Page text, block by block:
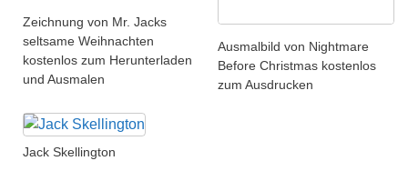
Zeichnung von Mr. Jacks
seltsame Weihnachten
kostenlos zum Herunterladen
und Ausmalen
Ausmalbild von Nightmare
Before Christmas kostenlos
zum Ausdrucken
Jack Skellington